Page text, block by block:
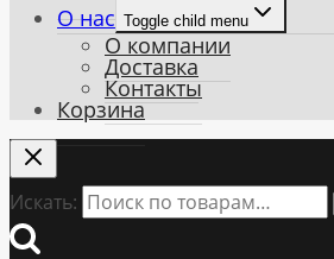
О нас Toggle child menu
О компании
Доставка
Контакты
Корзина
Искать: